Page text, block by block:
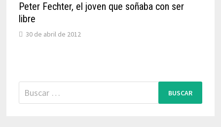
Peter Fechter, el joven que soñaba con ser
libre
30 de abril de 2012
Buscar: